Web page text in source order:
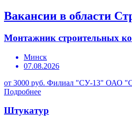
Вакансии в области
Монтажник строительных
Минск
07.08.2026
от 3000 руб. Филиал "СУ-13" ОАО
Подробнее
Штукатур